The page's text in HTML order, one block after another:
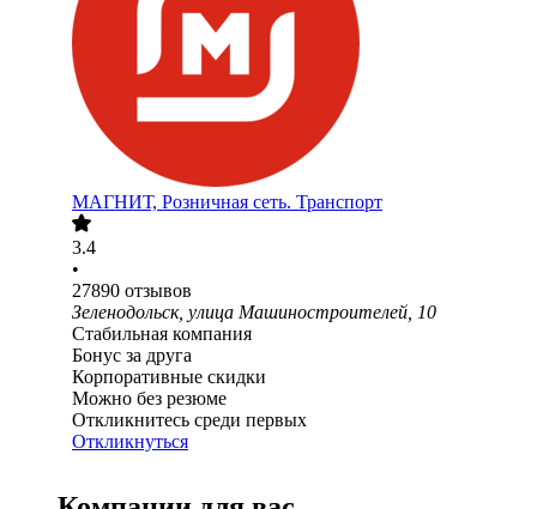
МАГНИТ, Розничная сеть. Транспорт
3.4
•
27890 отзывов
Зеленодольск, улица Машиностроителей, 10
Стабильная компания
Бонус за друга
Корпоративные скидки
Можно без резюме
Откликнитесь среди первых
Откликнуться